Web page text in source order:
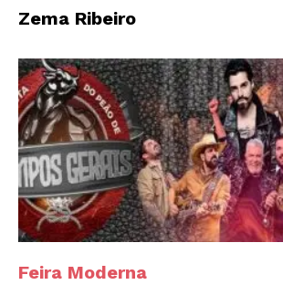
Zema Ribeiro
Feira Moderna